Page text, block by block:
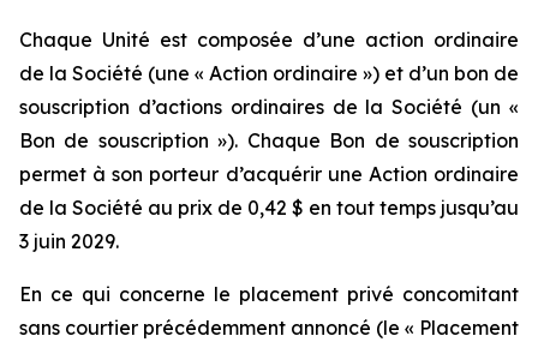
Chaque Unité est composée d’une action ordinaire
de la Société (une « Action ordinaire ») et d’un bon de
souscription d’actions ordinaires de la Société (un «
Bon de souscription »). Chaque Bon de souscription
permet à son porteur d’acquérir une Action ordinaire
de la Société au prix de 0,42 $ en tout temps jusqu’au
3 juin 2029.
En ce qui concerne le placement privé concomitant
sans courtier précédemment annoncé (le « Placement